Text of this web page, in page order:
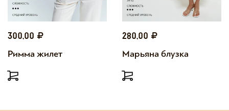
300,00
Римма жилет
280,00
Марьяна блузка